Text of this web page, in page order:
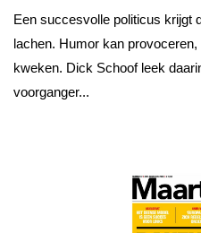
Een succesvolle politicus krijgt
lachen. Humor kan
kweken. Dick Schoof leek
voorganger...